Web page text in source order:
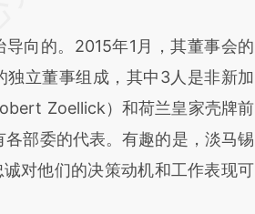
向的。2015年1月，其董事会的
独立董事组成，其中3人是非新加
Zoellick）和荷兰皇家壳牌前
部委的代表。有趣的是，淡马锡
对他们的决策动机和工作表现可